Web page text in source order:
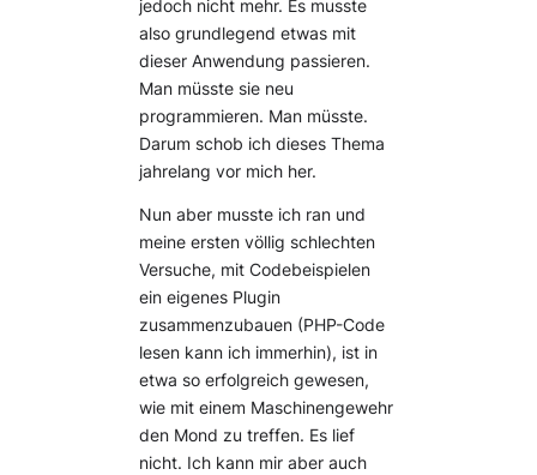
jedoch nicht mehr. Es musste
also grundlegend etwas mit
dieser Anwendung passieren.
Man müsste sie neu
programmieren. Man müsste.
Darum schob ich dieses Thema
jahrelang vor mich her.
Nun aber musste ich ran und
meine ersten völlig schlechten
Versuche, mit Codebeispielen
ein eigenes Plugin
zusammenzubauen (PHP-Code
lesen kann ich immerhin), ist in
etwa so erfolgreich gewesen,
wie mit einem Maschinengewehr
den Mond zu treffen. Es lief
nicht. Ich kann mir aber auch